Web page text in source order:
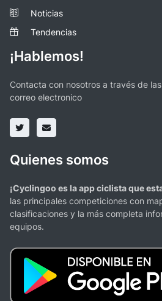
Noticias
Tendencias
¡Hablemos!
Contacta con nosotros a través de
correo electronico
Quienes somos
¡Cyclingoo es la app ciclista que
las principales competiciones con
clasificaciones y la más completa
equipos.